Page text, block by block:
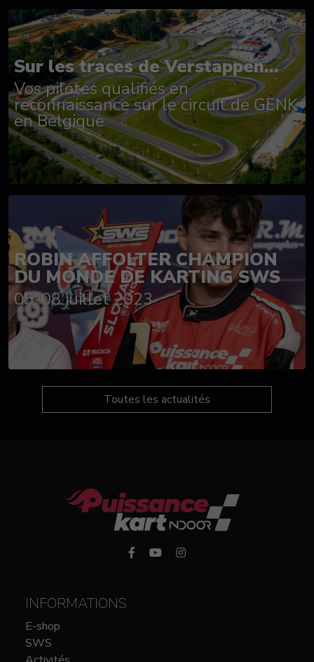
Sur les traces de Verstappen...
Vos pilotes qualifiés en
reconnaissance sur le circuit de GENK
en Belgique
ROBIN AFFOLTER CHAMPION
DU MONDE DE KARTING SWS
05-08 juillet 2023
Toutes les actualités
INFORMATIONS
E-shop
SWS